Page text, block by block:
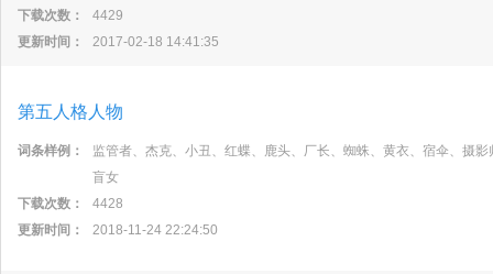
下载次数：
4429
更新时间：
2017-02-18 14:41:35
第五人格人物
词条样例：
监管者、杰克、小丑、红蝶、鹿头、厂长、蜘蛛、黄衣、宿伞、摄
盲女
下载次数：
4428
更新时间：
2018-11-24 22:24:50